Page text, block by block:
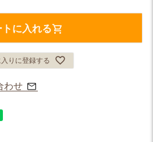
トに入れる
りに登録する
わせ